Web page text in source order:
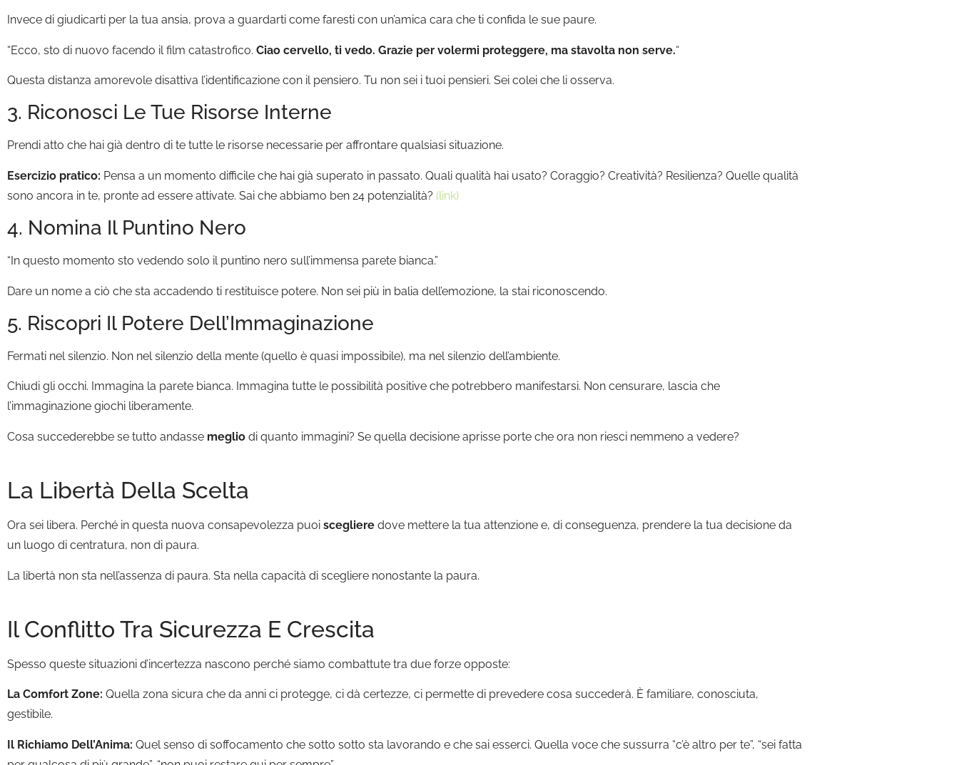
Invece di giudicarti per la tua ansia, prova a guardarti come faresti con un’amica cara che ti confida le sue paure.
“Ecco, sto di nuovo facendo il film catastrofico. Ciao cervello, ti vedo. Grazie per volermi proteggere, ma stavolta non serve.“
Questa distanza amorevole disattiva l’identificazione con il pensiero. Tu non sei i tuoi pensieri. Sei colei che li osserva.
3. Riconosci Le Tue Risorse Interne
Prendi atto che hai già dentro di te tutte le risorse necessarie per affrontare qualsiasi situazione.
Esercizio pratico: Pensa a un momento difficile che hai già superato in passato. Quali qualità hai usato? Coraggio? Creatività? Resilienza? Quelle qualità
sono ancora in te, pronte ad essere attivate. Sai che abbiamo ben 24 potenzialità? (link)
4. Nomina Il Puntino Nero
“In questo momento sto vedendo solo il puntino nero sull’immensa parete bianca.”
Dare un nome a ciò che sta accadendo ti restituisce potere. Non sei più in balia dell’emozione, la stai riconoscendo.
5. Riscopri Il Potere Dell’Immaginazione
Fermati nel silenzio. Non nel silenzio della mente (quello è quasi impossibile), ma nel silenzio dell’ambiente.
Chiudi gli occhi. Immagina la parete bianca. Immagina tutte le possibilità positive che potrebbero manifestarsi. Non censurare, lascia che
l’immaginazione giochi liberamente.
Cosa succederebbe se tutto andasse meglio di quanto immagini? Se quella decisione aprisse porte che ora non riesci nemmeno a vedere?
La Libertà Della Scelta
Ora sei libera. Perché in questa nuova consapevolezza puoi scegliere dove mettere la tua attenzione e, di conseguenza, prendere la tua decisione da
un luogo di centratura, non di paura.
La libertà non sta nell’assenza di paura. Sta nella capacità di scegliere nonostante la paura.
Il Conflitto Tra Sicurezza E Crescita
Spesso queste situazioni d’incertezza nascono perché siamo combattute tra due forze opposte:
La Comfort Zone: Quella zona sicura che da anni ci protegge, ci dà certezze, ci permette di prevedere cosa succederà. È familiare, conosciuta,
gestibile.
Il Richiamo Dell’Anima: Quel senso di soffocamento che sotto sotto sta lavorando e che sai esserci. Quella voce che sussurra “c’è altro per te”, “sei fatta